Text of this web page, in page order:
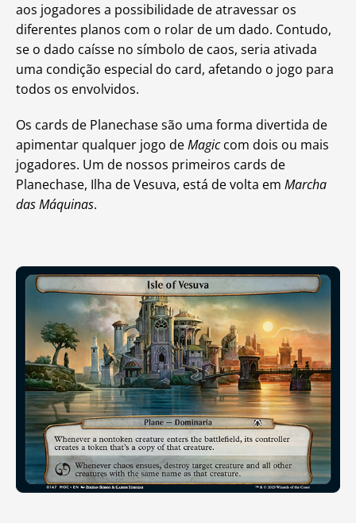
aos jogadores a possibilidade de atravessar os
diferentes planos com o rolar de um dado. Contudo,
se o dado caísse no símbolo de caos, seria ativada
uma condição especial do card, afetando o jogo para
todos os envolvidos.
Os cards de Planechase são uma forma divertida de
apimentar qualquer jogo deMagiccom dois ou mais
jogadores. Um de nossos primeiros cards de
Planechase, Ilha de Vesuva, está de volta em Marcha
das Máquinas.